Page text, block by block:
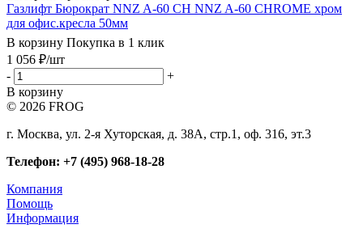
Газлифт Бюрократ NNZ A-60 CH NNZ A-60 CHROME хром
для офис.кресла 50мм
В корзину Покупка в 1 клик
1 056 ₽/шт
-
+
В корзину
© 2026 FROG
г. Москва, ул. 2-я Хуторская, д. 38А, стр.1, оф. 316, эт.3
Телефон: +7 (495) 968-18-28
Компания
Помощь
Информация